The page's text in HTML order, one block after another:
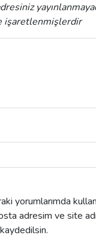
işaretlenmişlerdir
yorumlarımda
adresim ve site